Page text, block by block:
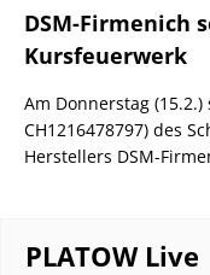
DSM-Firmenich
Kursfeuerwerk
Am Donnerstag (15.2.)
CH1216478797) des
Herstellers DSM-
PLATOW Live